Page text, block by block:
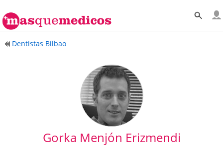
Dentistas Bilbao
Gorka Menjón Erizmendi